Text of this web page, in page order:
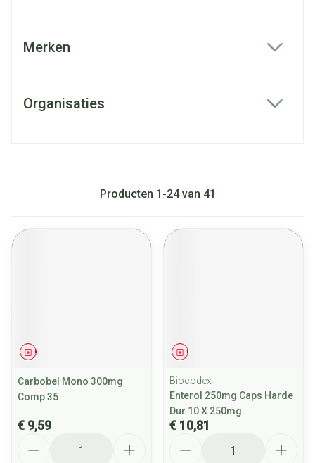
Merken
Organisaties
Producten 1 -24van 41
Geneesmiddel
Carbobel Mono 300mg
Comp 35
€ 9,59
Geneesmiddel
Biocodex
Enterol 250mg Caps Harde
Dur 10 X 250mg
€ 10,81